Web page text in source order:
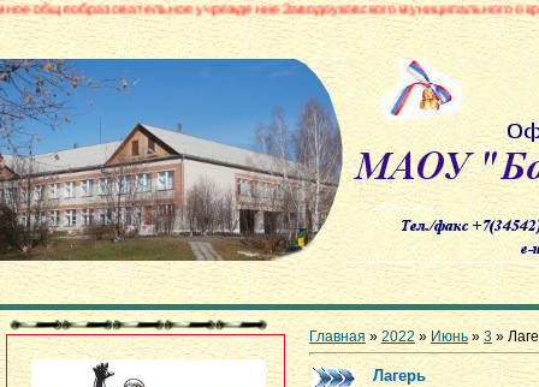
учреждение Заводоуковского муниципального округа
Главная »2022 » Июнь » 3 »
Лагерь